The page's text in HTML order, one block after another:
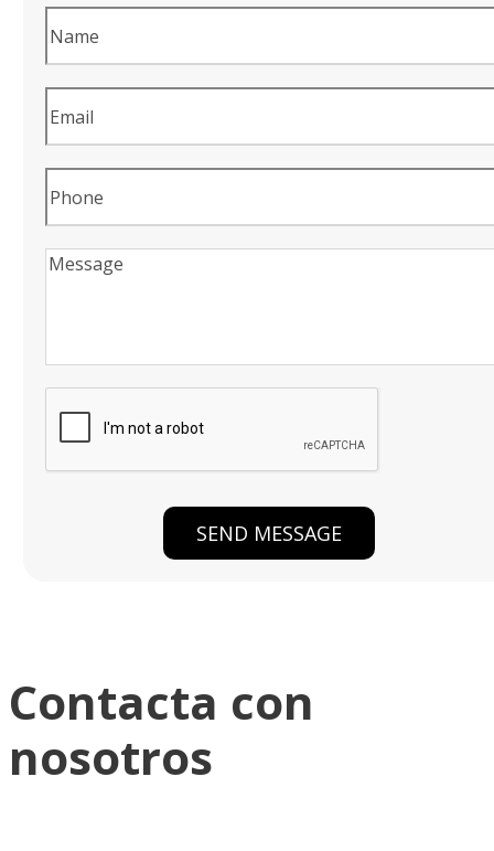
Contacta con
nosotros